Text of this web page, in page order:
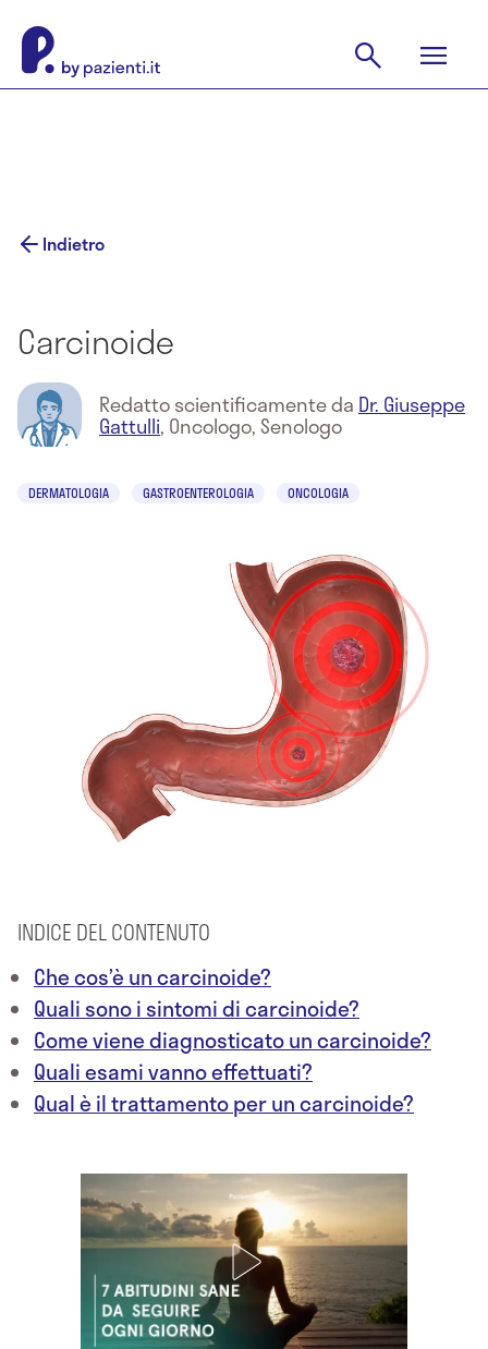
Indietro
Carcinoide
Redatto scientificamente da Dr. Giuseppe
Gattulli, Oncologo, Senologo
DERMATOLOGIA GASTROENTEROLOGIA ONCOLOGIA
INDICE DEL CONTENUTO
Che cos’è un carcinoide?
Quali sono i sintomi di carcinoide?
Come viene diagnosticato un carcinoide?
Quali esami vanno effettuati?
Qual è il trattamento per un carcinoide?